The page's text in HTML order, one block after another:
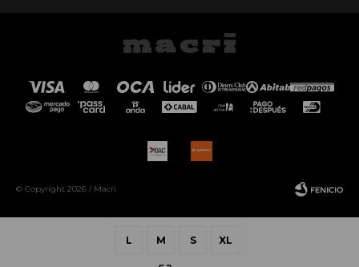
L M S XL
© Copyright 2026 / Macri